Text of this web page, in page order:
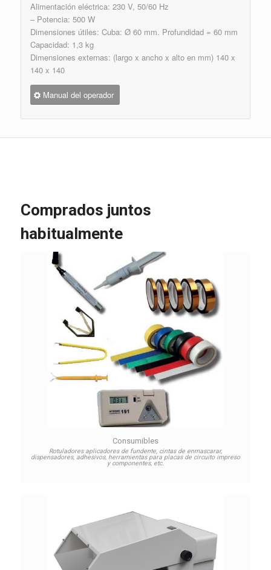
Alimentación eléctrica: 230 V, 50/60 Hz
– Potencia: 500 W
Dimensiones útiles: Cuba: Ø 60 mm. Profundidad = 60 mm
Capacidad: 1,3 kg
Dimensiones externas: (largo x ancho x alto en mm) 140 x
140 x 140
Manual del operador
Comprados juntos
habitualmente
Consumibles
Rotuladores aplicadores de fundente, cintas de enmascarar,
dispensadores, adhesivos, herramientas para placas de circuito impreso
y componentes, etc.